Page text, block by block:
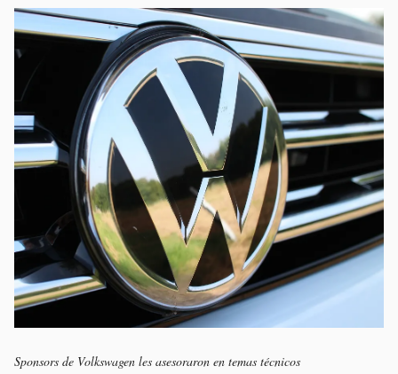
Sponsors de Volkswagen les asesoraron en temas técnicos